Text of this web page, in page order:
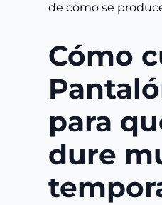
de cómo se
Cómo
para
dure